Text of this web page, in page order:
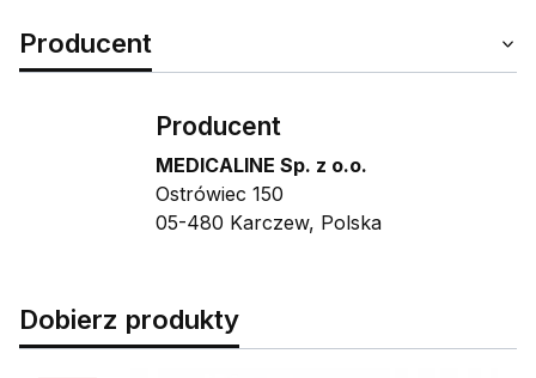
Producent
Producent
MEDICALINE Sp. z o.o.
Ostrówiec 150
05-480 Karczew, Polska
Dobierz produkty